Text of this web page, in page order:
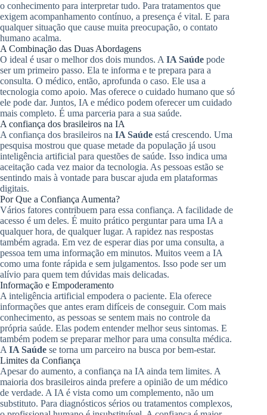
o conhecimento para interpretar tudo. Para tratamentos que
exigem acompanhamento contínuo, a presença é vital. E para
qualquer situação que cause muita preocupação, o contato
humano acalma.
A Combinação das Duas Abordagens
O ideal é usar o melhor dos dois mundos. A IA Saúde pode
ser um primeiro passo. Ela te informa e te prepara para a
consulta. O médico, então, aprofunda o caso. Ele usa a
tecnologia como apoio. Mas oferece o cuidado humano que só
ele pode dar. Juntos, IA e médico podem oferecer um cuidado
mais completo. É uma parceria para a sua saúde.
A confiança dos brasileiros na IA
A confiança dos brasileiros na IA Saúde está crescendo. Uma
pesquisa mostrou que quase metade da população já usou
inteligência artificial para questões de saúde. Isso indica uma
aceitação cada vez maior da tecnologia. As pessoas estão se
sentindo mais à vontade para buscar ajuda em plataformas
digitais.
Por Que a Confiança Aumenta?
Vários fatores contribuem para essa confiança. A facilidade de
acesso é um deles. É muito prático perguntar para uma IA a
qualquer hora, de qualquer lugar. A rapidez nas respostas
também agrada. Em vez de esperar dias por uma consulta, a
pessoa tem uma informação em minutos. Muitos veem a IA
como uma fonte rápida e sem julgamentos. Isso pode ser um
alívio para quem tem dúvidas mais delicadas.
Informação e Empoderamento
A inteligência artificial empodera o paciente. Ela oferece
informações que antes eram difíceis de conseguir. Com mais
conhecimento, as pessoas se sentem mais no controle da
própria saúde. Elas podem entender melhor seus sintomas. E
também podem se preparar melhor para uma consulta médica.
A IA Saúde se torna um parceiro na busca por bem-estar.
Limites da Confiança
Apesar do aumento, a confiança na IA ainda tem limites. A
maioria dos brasileiros ainda prefere a opinião de um médico
de verdade. A IA é vista como um complemento, não um
substituto. Para diagnósticos sérios ou tratamentos complexos,